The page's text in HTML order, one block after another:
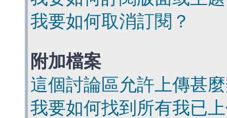
我要如何取消訂閱？
附加檔案
這個討論區允許上傳甚
我要如何找到所有我已